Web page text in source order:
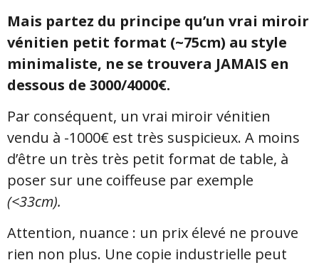
Mais partez du principe qu’un vrai miroir
vénitien petit format (~75cm) au style
minimaliste, ne se trouvera JAMAIS en
dessous de 3000/4000€.
Par conséquent, un vrai miroir vénitien
vendu à -1000€ est très suspicieux. A moins
d’être un très très petit format de table, à
poser sur une coiffeuse par exemple
(<33cm).
Attention, nuance : un prix élevé ne prouve
rien non plus. Une copie industrielle peut